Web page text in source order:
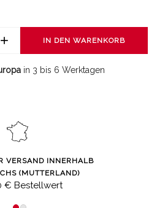
IN DEN WARENKORB
in 3 bis 6 Werktagen
VERSAND INNERHALB
(MUTTERLAND)
€ Bestellwert